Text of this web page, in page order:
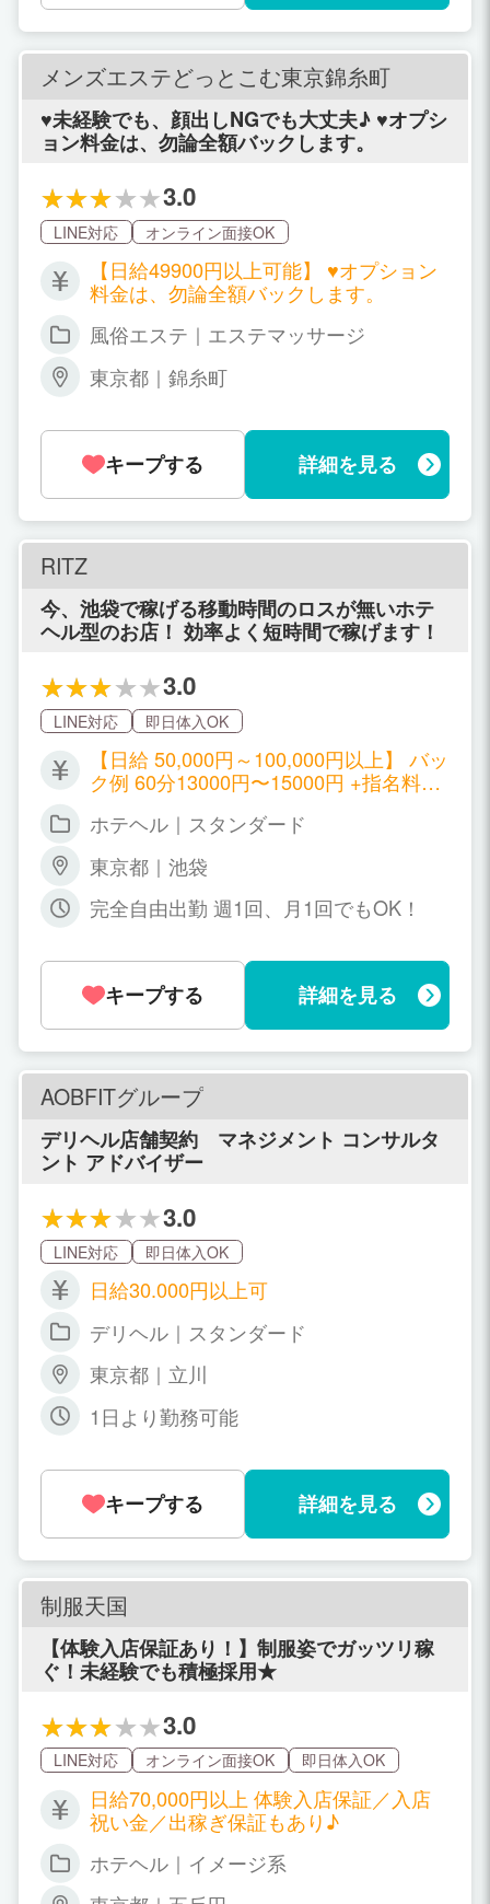
メンズエステどっとこむ東京錦糸町
♥未経験でも、顔出しNGでも大丈夫♪ ♥オプシ
ョン料金は、勿論全額バックします。
3.0
LINE対応 オンライン面接OK
【日給49900円以上可能】 ♥オプション
料金は、勿論全額バックします。
風俗エステ｜エステマッサージ
東京都｜錦糸町
キープする 詳細を見る
RITZ
今、池袋で稼げる移動時間のロスが無いホテ
ヘル型のお店！ 効率よく短時間で稼げます！
3.0
LINE対応 即日体入OK
【日給 50,000円～100,000円以上】 バッ
ク例 60分13000円〜15000円 +指名料＆
い制 ♦️保証制度あり ♦️入店祝い金あり
日 勤務時間：7時間 月収：100万円以上
●Kさん(25)の場合 出勤：週１日 勤務時
間：5時間 月収：30万円以上
ホテヘル｜スタンダード
東京都｜池袋
完全自由出勤 週1回、月1回でもOK！
キープする 詳細を見る
AOBFITグループ
デリヘル店舗契約 マネジメント コンサルタ
ント アドバイザー
3.0
LINE対応 即日体入OK
日給30.000円以上可
デリヘル｜スタンダード
東京都｜立川
キープする 詳細を見る
制服天国
【体験入店保証あり！】制服姿でガッツリ稼
ぐ！未経験でも積極採用★
3.0
LINE対応 オンライン面接OK 即日体入OK
日給70,000円以上 体験入店保証／入店
祝い金／出稼ぎ保証もあり♪
ホテヘル｜イメージ系